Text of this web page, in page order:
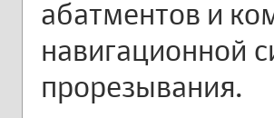
абатментов и
навигационной
прорезывания.